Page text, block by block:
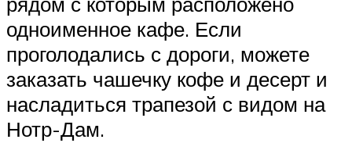
одноименное кафе. Если
проголодались с дороги, можете
заказать чашечку кофе и десерт и
насладиться трапезой с видом на
Нотр-Дам.